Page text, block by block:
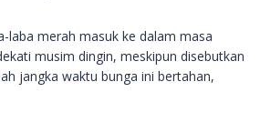
laba merah masuk ke dalam masa
musim dingin, meskipun disebutkan
jangka waktu bunga ini bertahan,